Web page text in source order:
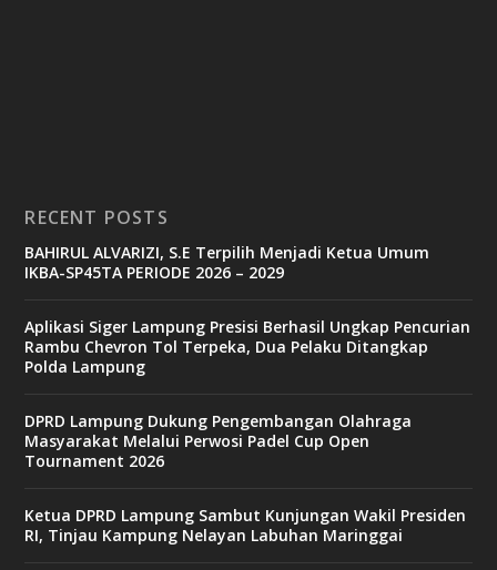
RECENT POSTS
BAHIRUL ALVARIZI, S.E Terpilih Menjadi Ketua Umum
IKBA-SP45TA PERIODE 2026 – 2029
Aplikasi Siger Lampung Presisi Berhasil Ungkap Pencurian
Rambu Chevron Tol Terpeka, Dua Pelaku Ditangkap
Polda Lampung
DPRD Lampung Dukung Pengembangan Olahraga
Masyarakat Melalui Perwosi Padel Cup Open
Tournament 2026
Ketua DPRD Lampung Sambut Kunjungan Wakil Presiden
RI, Tinjau Kampung Nelayan Labuhan Maringgai